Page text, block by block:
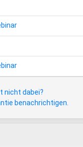
nicht dabei?
benachrichtigen.